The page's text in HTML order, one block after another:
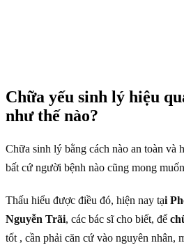
Chữa yếu sinh lý hiệu
như thế nào?
Chữa sinh lý bằng cách nào an toàn và
bất cứ người bệnh nào cũng mong
Thấu hiểu được điều đó, hiện nay tại
Nguyễn Trãi, các bác sĩ cho biết, để
tốt , cần phải căn cứ vào nguyên nhân,